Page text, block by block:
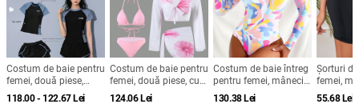
Costum de baie pentru
femei, două piese,
2025 vară, acoperire
conservatoare a
118.00 - 122.67Lei
Costum de baie pentru
femei, două piese, cu
imprimeu, fustă din
plasă pentru șolduri și
124.06Lei
Costum de baie întreg
pentru femei, mâneci
lungi, spate decupat,
imprimeu sexy,
130.38Lei
Șorturi
femei,
poliester
elastan,
55.68Lei